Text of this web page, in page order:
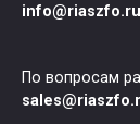
info@riaszfo.ru
По вопросам